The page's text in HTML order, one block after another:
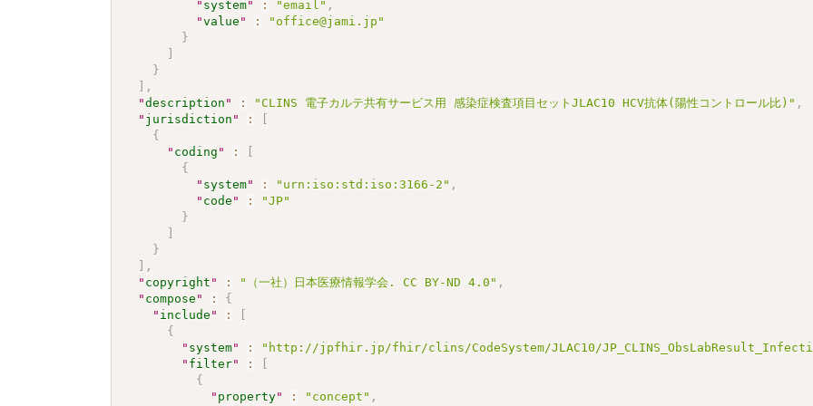
" system" : "email" ,
"value " :
"office@jami.jp"
}
}
,
"description " : "CLINS 電子カルテ共有サービス用 感染症検査項目セットJLAC10 HCV抗体(陽性コントロール比)" ,
" jurisdiction " :
{
" coding " :
{
" system" : "urn:iso:std:iso:3166-2" ,
" code " :
"JP"
}
}
,
" copyright " : "（一社）日本医療情報学会. CC BY-ND 4.0" ,
" compose " :
{
" include " :
{
" system" : "http://jpfhir.jp/fhir/clins/CodeSystem/JLAC10/
" filter" :
{
" property" : "concept" ,